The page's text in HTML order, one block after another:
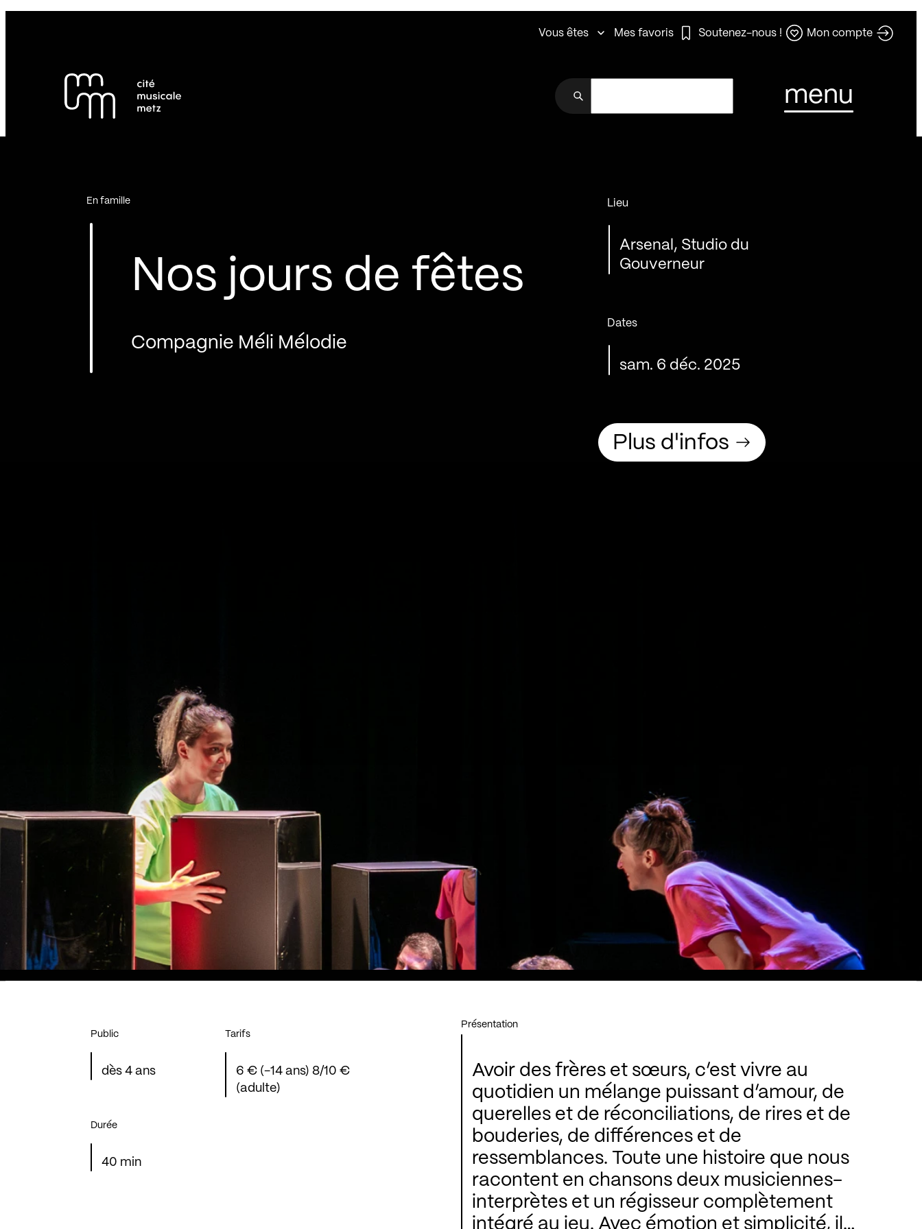
Pied de page
Vous êtes Mes favoris Soutenez-nous ! Mon compte
menu
Nos jours de fêtes
Compagnie Méli Mélodie
En famille Lieu
Arsenal, Studio du
Gouverneur
Dates
sam. 6 déc. 2025
Plus d'infos
Public
dès 4 ans
Tarifs
6 € (-14 ans) 8/10 €
(adulte)
Durée
40 min
Présentation
Avoir des frères et sœurs, c’est vivre au
quotidien un mélange puissant d’amour, de
querelles et de réconciliations, de rires et de
bouderies, de différences et de
ressemblances. Toute une histoire que nous
racontent en chansons deux musiciennes-
interprètes et un régisseur complètement
intégré au jeu. Avec émotion et simplicité, il